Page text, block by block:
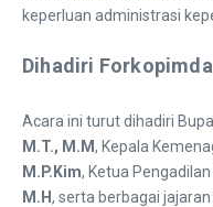
keperluan administrasi
Dihadiri
Acara ini turut dihadiri
M.T., M.M, Kepala
M.P.Kim, Ketua
M.H, serta berbagai